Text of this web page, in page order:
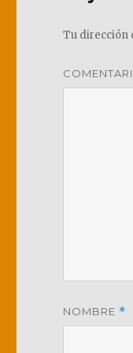
Tu dirección
NOMBRE *